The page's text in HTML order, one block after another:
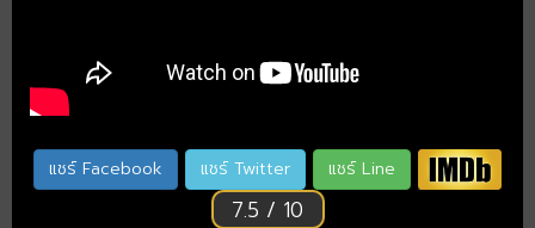
แชร์ Facebook แชร์ Twitter แชร์ Line
7.5 / 10